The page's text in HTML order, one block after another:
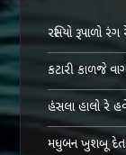
રસિયો રૂપાળો
કટારી કાળજે
હંસલા હાલો રે
મધુબન ખુશબૂ